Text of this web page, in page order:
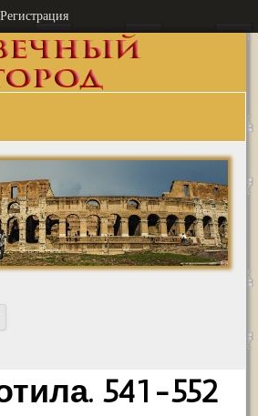
541-552
Регистрация